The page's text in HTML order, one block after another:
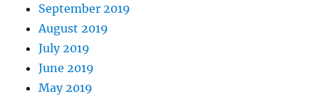
September 2019
August 2019
July 2019
June 2019
May 2019